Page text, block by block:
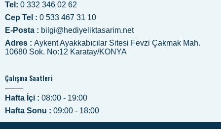
Tel: 0 332 346 02 62
Cep Tel : 0 533 467 31 10
E-Posta : bilgi@hediyeliktasarim.net
Adres : Aykent Ayakkabıcılar Sitesi Fevzi Çakmak Mah.
10680 Sok. No:12 Karatay/KONYA
Çalışma Saatleri
Hafta İçi : 08:00 - 19:00
Hafta Sonu : 09:00 - 18:00